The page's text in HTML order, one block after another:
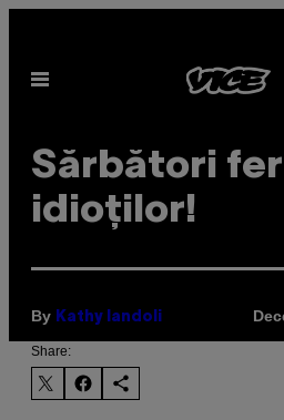
content
Open
Sărbători
idioţilor!
By Kathy Iandoli
Share: